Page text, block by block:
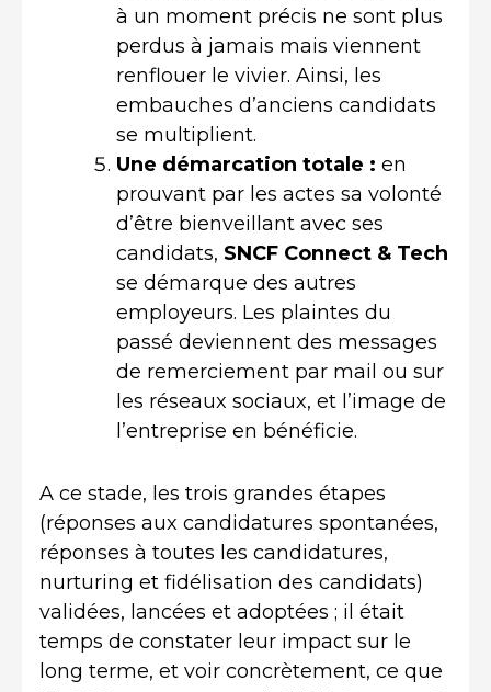
à un moment précis ne sont plus
perdus à jamais mais viennent
renflouer le vivier. Ainsi, les
embauches d’anciens candidats
se multiplient.
Une démarcation totale : en
prouvant par les actes sa volonté
d’être bienveillant avec ses
candidats, SNCF Connect & Tech
se démarque des autres
employeurs. Les plaintes du
passé deviennent des messages
de remerciement par mail ou sur
les réseaux sociaux, et l’image de
l’entreprise en bénéficie.
A ce stade, les trois grandes étapes
(réponses aux candidatures spontanées,
réponses à toutes les candidatures,
nurturing et fidélisation des candidats)
validées, lancées et adoptées ; il était
temps de constater leur impact sur le
long terme, et voir concrètement, ce que